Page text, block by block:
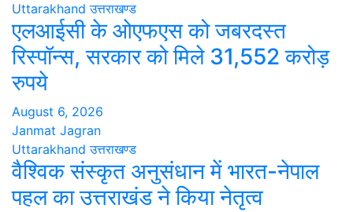
Uttarakhand उत्तराखण्ड
एलआईसी के ओएफएस को जबरदस्त
रिस्पॉन्स, सरकार को मिले 31,552 करोड़
रुपये
August 6, 2026
Janmat Jagran
Uttarakhand उत्तराखण्ड
वैश्विक संस्कृत अनुसंधान में भारत-नेपाल
पहल का उत्तराखंड ने किया नेतृत्व